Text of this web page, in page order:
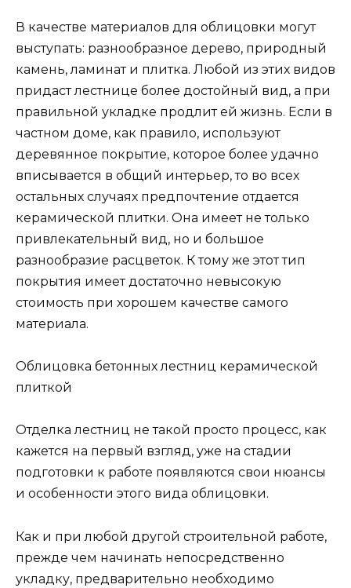
В качестве материалов для облицовки могут
выступать: разнообразное дерево, природный
камень, ламинат и плитка. Любой из этих видов
придаст лестнице более достойный вид, а при
правильной укладке продлит ей жизнь. Если в
частном доме, как правило, используют
деревянное покрытие, которое более удачно
вписывается в общий интерьер, то во всех
остальных случаях предпочтение отдается
керамической плитки. Она имеет не только
привлекательный вид, но и большое
разнообразие расцветок. К тому же этот тип
покрытия имеет достаточно невысокую
стоимость при хорошем качестве самого
материала.
Облицовка бетонных лестниц керамической
плиткой
Отделка лестниц не такой просто процесс, как
кажется на первый взгляд, уже на стадии
подготовки к работе появляются свои нюансы
и особенности этого вида облицовки.
Как и при любой другой строительной работе,
прежде чем начинать непосредственно
укладку, предварительно необходимо